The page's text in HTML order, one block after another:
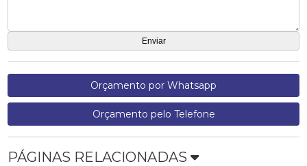
Orçamento por Whatsapp
Orçamento pelo Telefone
PÁGINAS RELACIONADAS